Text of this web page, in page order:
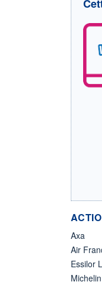
Axa
Air
Essilor
Michelin